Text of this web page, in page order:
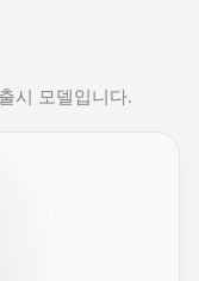
시 모델입니다.